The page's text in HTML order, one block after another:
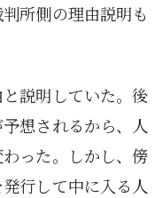
所側の理由説明も
説明していた。後
想されるから、人
った。しかし、傍
行して中に入る人